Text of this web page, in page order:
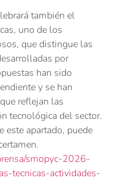
también el
uno de los
que distingue las
por
han sido
y se han
reflejan las
tecnológica del sector.
este apartado, puede
smopyc-2026-
tecnicas-actividades-